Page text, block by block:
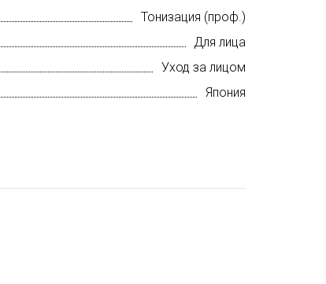
Тонизация (проф.)
Для лица
Уход за лицом
Япония